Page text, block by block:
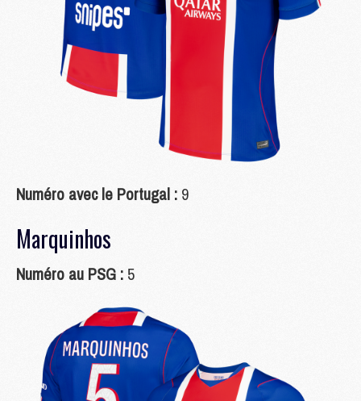
Numéro avec le Portugal : 9
Marquinhos
Numéro au PSG : 5